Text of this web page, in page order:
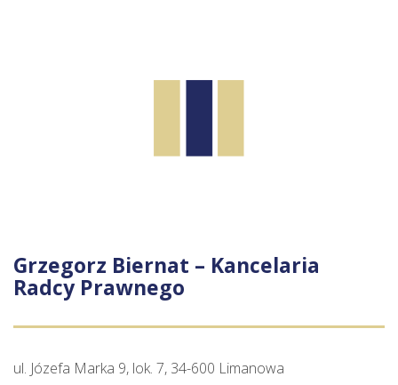
Grzegorz Biernat – Kancelaria
Radcy Prawnego
ul. Józefa Marka 9, lok. 7, 34-600 Limanowa